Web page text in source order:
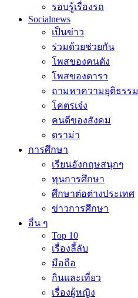
รอบรู้เรื่องรถ
Socialnews
เป็นข่าว
ร่วมด้วยช่วยกัน
โพสของคนดัง
โพสของดารา
ถามหาความยุติธรรม
โคตรเจ๋ง
คนดีของสังคม
ดราม่า
การศึกษา
เรียนอังกฤษสนุกๆ
ทุนการศึกษา
ศึกษาต่อต่างประเทศ
ข่าวการศึกษา
อื่น ๆ
Top 10
เรื่องลี้ลับ
มือถือ
กินและเที่ยว
เรื่องผู้หญิง